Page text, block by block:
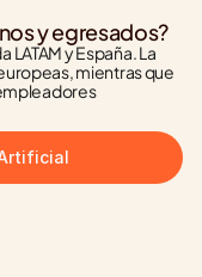
y egresados?
y España. La
mientras que